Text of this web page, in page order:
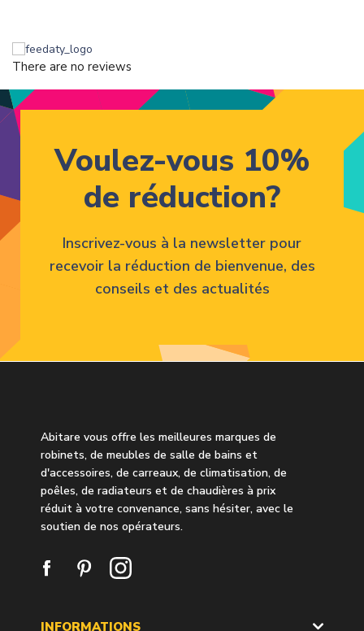
There are no reviews
Voulez-vous 10%
de réduction?
Inscrivez-vous à la newsletter pour
recevoir la réduction de bienvenue, des
conseils et des actualités
Abitare vous offre les meilleures marques de
robinets, de meubles de salle de bains et
d'accessoires, de carreaux, de climatisation, de
poêles, de radiateurs et de chaudières à prix
réduit à votre convenance, sans hésiter, avec le
soutien de nos opérateurs.
INFORMATIONS